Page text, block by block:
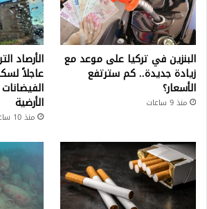
البنزين في تركيا على موعد مع
زيادة جديدة.. كم سترتفع
الأسعار؟
منذ 9 ساعات
الأرصاد
عاجلاً
الأرضية
منذ 10 ساعات